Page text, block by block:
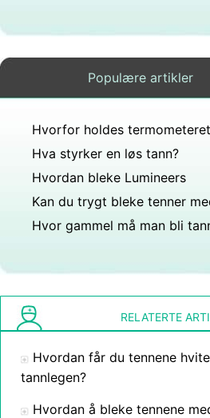
Populære artikler
Hva styrker en løs tann?
Hvordan bleke Lumineers
RELATERTE
Hvordan får du tennene
tannlegen?
Hvordan å bleke tennene